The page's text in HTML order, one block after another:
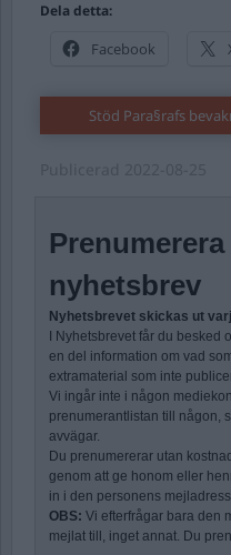
Dela detta:
Facebook
Stöd Para§rafs
Prenumerera
nyhetsbrev
Nyhetsbrevet skickas ut
I Nyhetsbrevet får du
en del information om vad
extramaterial som inte
Vi ingår inte i någon
prenumerantlistan till någon,
avvägar.
Du prenumererar utan
genom att ge honom eller
in i den personens
OBS: Vi efterfrågar bara den
mejlat till, inget annat. Du